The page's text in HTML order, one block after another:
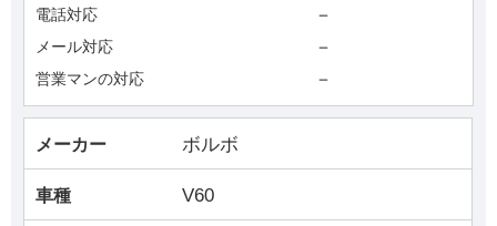
電話対応 －
メール対応 －
営業マンの対応 －
メーカー ボルボ
車種 V60